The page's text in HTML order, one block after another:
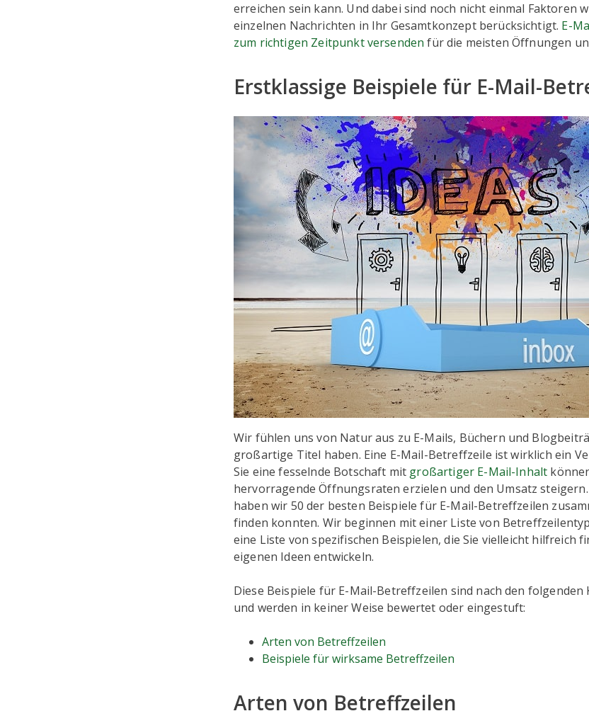
erreichen sein kann. Und dabei sind noch nicht einmal Faktoren
einzelnen Nachrichten in Ihr Gesamtkonzept berücksichtigt. E-
zum richtigen Zeitpunkt versenden für die meisten Öffnungen
Erstklassige Beispiele für E-Mail-
Wir fühlen uns von Natur aus zu E-Mails, Büchern und
großartige Titel haben. Eine E-Mail-Betreffzeile ist wirklich ein
Sie eine fesselnde Botschaft mit großartiger E-Mail-Inhalt
hervorragende Öffnungsraten erzielen und den Umsatz
haben wir 50 der besten Beispiele für E-Mail-Betreffzeilen
finden konnten. Wir beginnen mit einer Liste von
eine Liste von spezifischen Beispielen, die Sie vielleicht hilfreich
eigenen Ideen entwickeln.
Diese Beispiele für E-Mail-Betreffzeilen sind nach den
und werden in keiner Weise bewertet oder eingestuft:
Arten von Betreffzeilen
Beispiele für wirksame Betreffzeilen
Arten von Betreffzeilen